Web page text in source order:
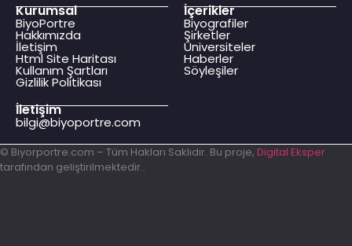
Kurumsal
BiyoPortre
Hakkımızda
İletişim
Html Site Haritası
Kullanım Şartları
Gizlilik Politikası
İçerikler
Biyografiler
Şirketler
Üniversiteler
Haberler
Söyleşiler
İletişim
bilgi@biyoportre.com
© Biyorportre.com – Tüm Hakları Saklıdır. Bu proje, Digital Eksper
tarafından geliştirilmektedir..